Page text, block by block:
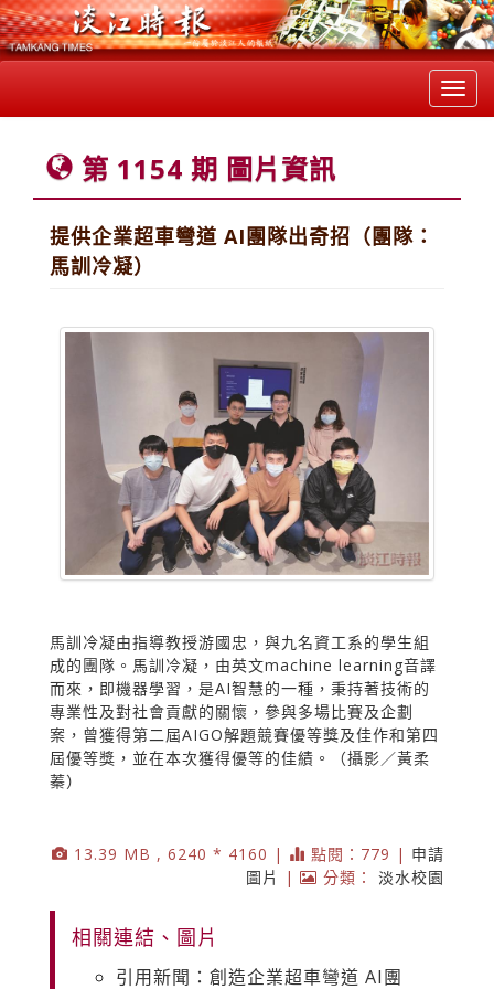
第 1154 期 圖片資訊
提供企業超車彎道 AI團隊出奇招（團隊：
馬訓冷凝）
馬訓冷凝由指導教授游國忠，與九名資工系的學生組
成的團隊。馬訓冷凝，由英文machine learning音譯
而來，即機器學習，是AI智慧的一種，秉持著技術的
專業性及對社會貢獻的關懷，參與多場比賽及企劃
案，曾獲得第二屆AIGO解題競賽優等獎及佳作和第四
屆優等獎，並在本次獲得優等的佳績。（攝影／黃柔
蓁）
13.39 MB , 6240 * 4160 | 點閱：779 | 申請
圖片
| 分類： 淡水校園
相關連結、圖片
引用新聞：創造企業超車彎道 AI團